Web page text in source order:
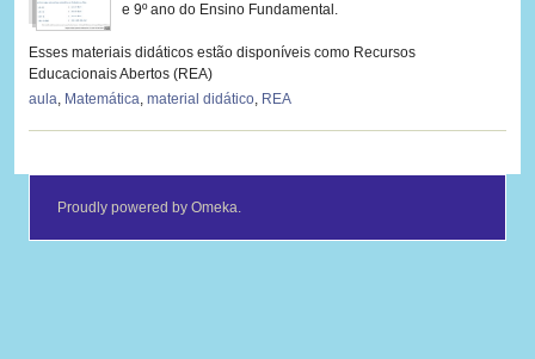
e 9º ano do Ensino Fundamental.
Esses materiais didáticos estão disponíveis como Recursos
Educacionais Abertos (REA)
aula, Matemática, material didático, REA
Proudly powered byOmeka.